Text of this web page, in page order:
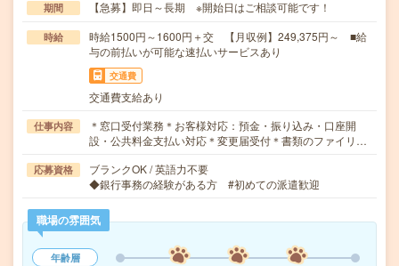
期間 【急募】即日～長期 ※開始日はご相談可能です！
時給
時給1500円～1600円＋交 【月収例】249,375円～ ■給
与の前払いが可能な速払いサービスあり
交通費
交通費支給あり
仕事内容
＊窓口受付業務＊お客様対応：預金・振り込み・口座開
設・公共料金支払い対応＊変更届受付＊書類のファイリ…
応募資格
ブランクOK / 英語力不要
◆銀行事務の経験がある方 #初めての派遣歓迎
職場の雰囲気
年齢層